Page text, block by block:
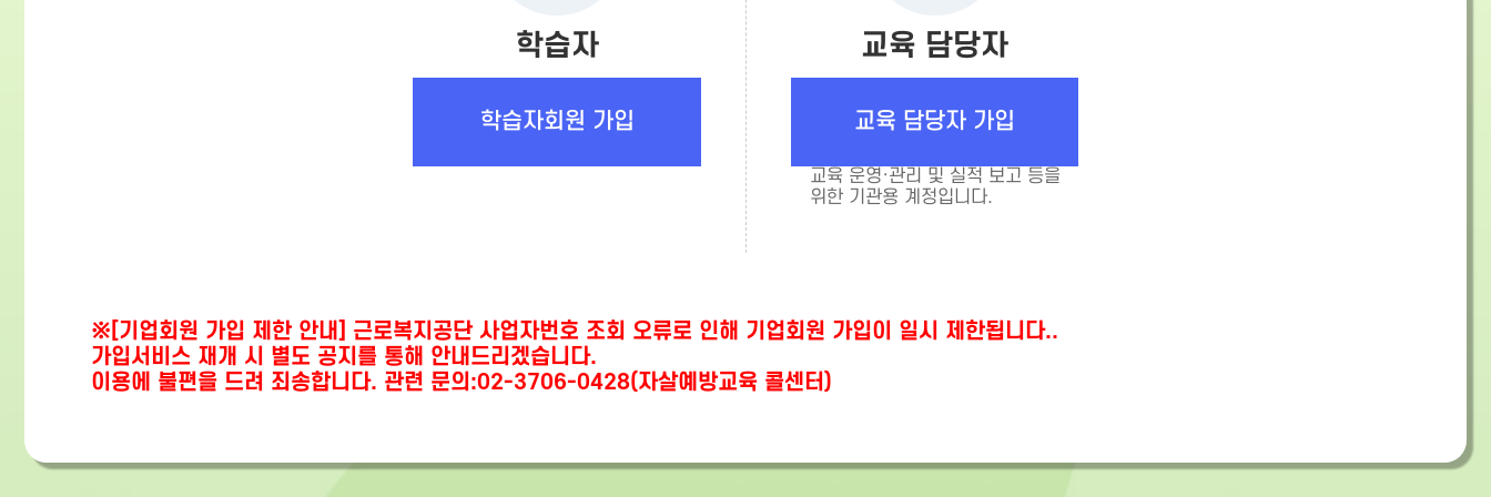
학습자
학습자회원 가입
교육 담당자
교육 담당자 가입
교육 운영·관리 및 실적 보고 등을
위한 기관용 계정입니다.
※[기업회원 가입 제한 안내] 근로복지공단 사업자번호 조회 오류로 인해 기업회원 가입이 일시 제한됩니다..
가입서비스 재개 시 별도 공지를 통해 안내드리겠습니다.
이용에 불편을 드려 죄송합니다. 관련 문의:02-3706-0428(자살예방교육 콜센터)